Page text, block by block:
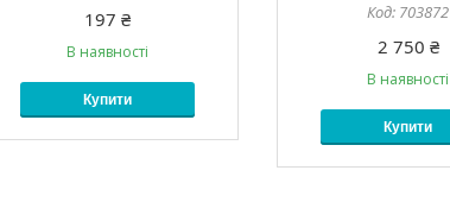
197 ₴
В наявності
Купити
703872
2 750 ₴
В наявності
Купити